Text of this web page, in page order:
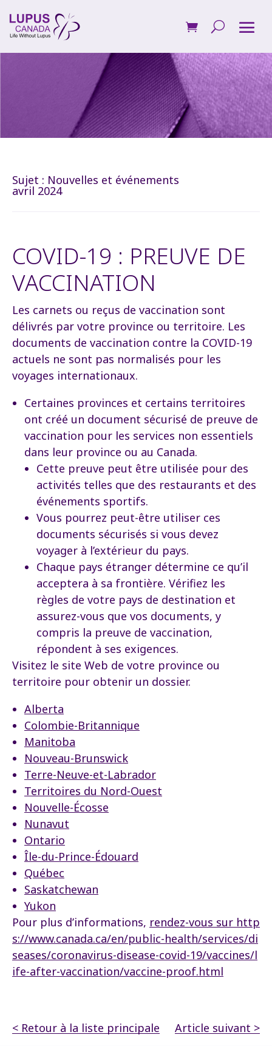
Sujet : Nouvelles et événements
avril 2024
COVID-19 : PREUVE DE
VACCINATION
Les carnets ou reçus de vaccination sont
délivrés par votre province ou territoire. Les
documents de vaccination contre la COVID-19
actuels ne sont pas normalisés pour les
voyages internationaux.
Certaines provinces et certains territoires
ont créé un document sécurisé de preuve de
vaccination pour les services non essentiels
dans leur province ou au Canada.
Cette preuve peut être utilisée pour des
activités telles que des restaurants et des
événements sportifs.
Vous pourrez peut-être utiliser ces
documents sécurisés si vous devez
voyager à l’extérieur du pays.
Chaque pays étranger détermine ce qu’il
acceptera à sa frontière. Vérifiez les
règles de votre pays de destination et
assurez-vous que vos documents, y
compris la preuve de vaccination,
répondent à ses exigences.
Visitez le site Web de votre province ou
territoire pour obtenir un dossier.
Alberta
Colombie-Britannique
Manitoba
Nouveau-Brunswick
Terre-Neuve-et-Labrador
Territoires du Nord-Ouest
Nouvelle-Écosse
Nunavut
Ontario
Île-du-Prince-Édouard
Québec
Saskatchewan
Yukon
Pour plus d’informations, rendez-vous sur http
s://www.canada.ca/en/public-health/services/di
seases/coronavirus-disease-covid-19/vaccines/l
ife-after-vaccination/vaccine-proof.html
< Retour à la liste principale Article suivant >